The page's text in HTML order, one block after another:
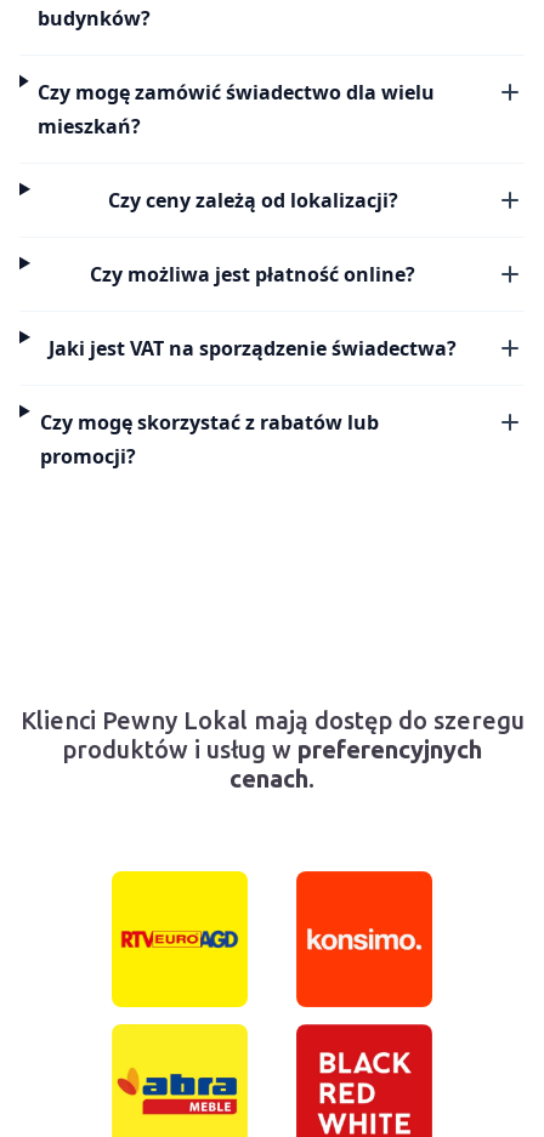
budynków?
Czy mogę zamówić świadectwo dla wielu
mieszkań?
Czy ceny zależą od lokalizacji?
Czy możliwa jest płatność online?
Jaki jest VAT na sporządzenie świadectwa?
Czy mogę skorzystać z rabatów lub
promocji?
Klienci Pewny Lokal mają dostęp do szeregu
produktów i usług w preferencyjnych
cenach.